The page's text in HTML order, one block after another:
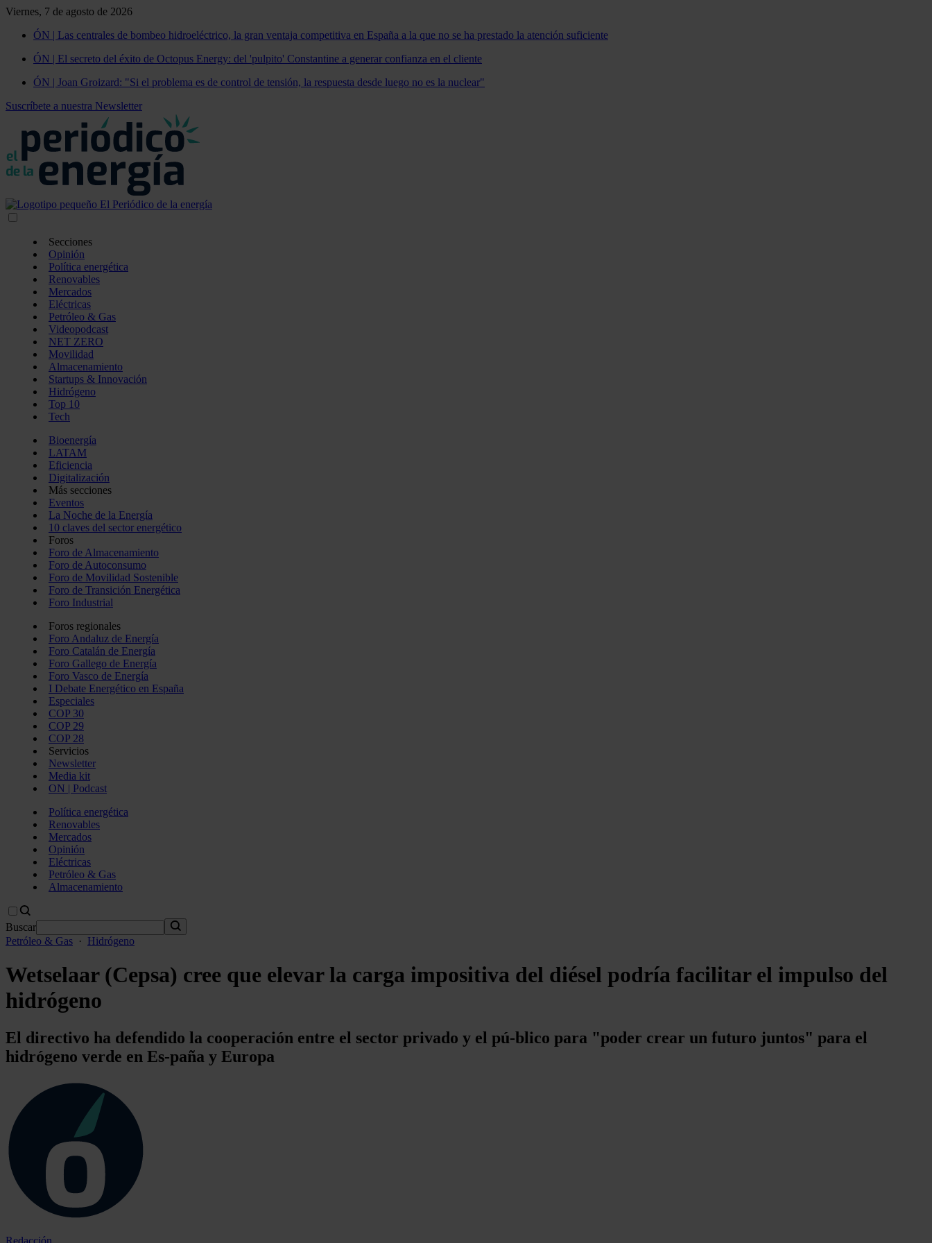
Viernes, 7 de agosto de 2026
ÓN | Las centrales de bombeo hidroeléctrico, la gran ventaja competitiva en España a la que no se ha prestado la atención suficiente
ÓN | El secreto del éxito de Octopus Energy: del 'pulpito' Constantine a generar confianza en el cliente
ÓN | Joan Groizard: "Si el problema es de control de tensión, la respuesta desde luego no es la nuclear"
Suscríbete a nuestra Newsletter
Secciones
Opinión
Política energética
Renovables
Mercados
Eléctricas
Petróleo & Gas
Videopodcast
NET ZERO
Movilidad
Almacenamiento
Startups & Innovación
Hidrógeno
Top 10
Tech
Bioenergía
LATAM
Eficiencia
Digitalización
Más secciones
Eventos
La Noche de la Energía
10 claves del sector energético
Foros
Foro de Almacenamiento
Foro de Autoconsumo
Foro de Movilidad Sostenible
Foro de Transición Energética
Foro Industrial
Foros regionales
Foro Andaluz de Energía
Foro Catalán de Energía
Foro Gallego de Energía
Foro Vasco de Energía
I Debate Energético en España
Especiales
COP 30
COP 29
COP 28
Servicios
Newsletter
Media kit
ON | Podcast
Política energética
Renovables
Mercados
Opinión
Eléctricas
Petróleo & Gas
Almacenamiento
Buscar
Petróleo & Gas · Hidrógeno
Wetselaar (Cepsa) cree que elevar la carga impositiva del diésel podría facilitar el impulso del
hidrógeno
El directivo ha defendido la cooperación entre el sector privado y el pú-blico para "poder crear un futuro juntos" para el
hidrógeno verde en Es-paña y Europa
Redacción